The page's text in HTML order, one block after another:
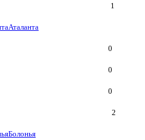
1
Аталанта
0
0
0
2
Болонья